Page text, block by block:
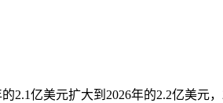
2.1亿美元扩大到2026年的2.2亿美元